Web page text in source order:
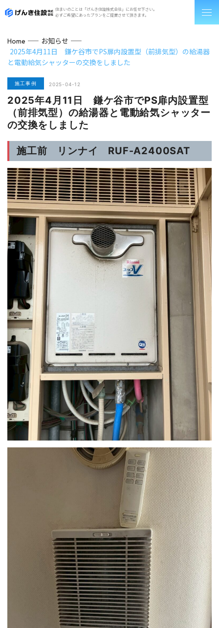
住まいのことは「げんき住設株式会社」にお任せ下さい。
必ずご希望にあったプランをご提案させて頂きます。
Home
お知らせ
2025年4月11日 鎌ケ谷市でPS扉内設置型（前排気型）の給湯器
と電動給気シャッターの交換をしました
施工事例 2025-04-12
2025年4月11日 鎌ケ谷市でPS扉内設置型
（前排気型）の給湯器と電動給気シャッター
の交換をしました
施工前 リンナイ RUF-A2400SAT